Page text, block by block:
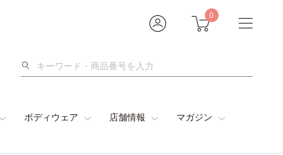
0
検
ボディウェア 店舗情報 マガジン